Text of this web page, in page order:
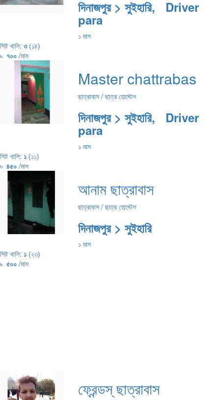
দিনাজপুর > সুইহারি, Driver
para
১ মাস
সিট খালি: ৩(১৪)
৳ ৭০০ /মাস
Master chattrabas
ছাত্রাবাস / ছাত্র হোস্টেল
দিনাজপুর > সুইহারি, Driver
para
১ মাস
সিট খালি: ১ (১১)
৳ ৪৫০ /মাস
আনাম ছাত্রাবাস
ছাত্রাবাস / ছাত্র হোস্টেল
দিনাজপুর > সুইহারি
১ মাস
সিট খালি: ১ (২৩)
৳ ৫০০ /মাস
ফ্রেন্ডস্ ছাত্রাবাস